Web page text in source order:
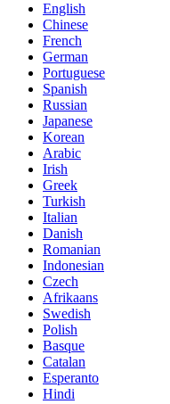
English
Chinese
French
German
Portuguese
Spanish
Russian
Japanese
Korean
Arabic
Irish
Greek
Turkish
Italian
Danish
Romanian
Indonesian
Czech
Afrikaans
Swedish
Polish
Basque
Catalan
Esperanto
Hindi